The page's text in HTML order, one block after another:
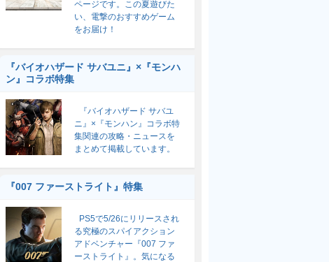
ページです。この夏遊びた
い、電撃のおすすめゲーム
をお届け！
『バイオハザード サバユニ』×『モンハ
ン』コラボ特集
『バイオハザード サバユ
ニ』×『モンハン』コラボ特
集関連の攻略・ニュースを
まとめて掲載しています。
『007 ファーストライト』特集
PS5で5/26にリリースされ
る究極のスパイアクション
アドベンチャー『007 ファ
ーストライト』。気になる